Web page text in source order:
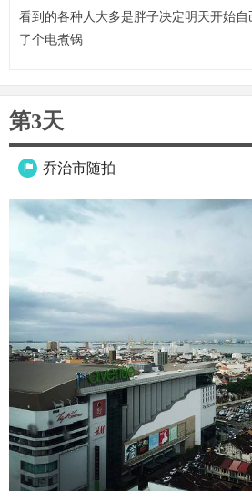
看到的各种人大多是胖子决定明天开始
了个电煮锅
第3天
 乔治市随拍